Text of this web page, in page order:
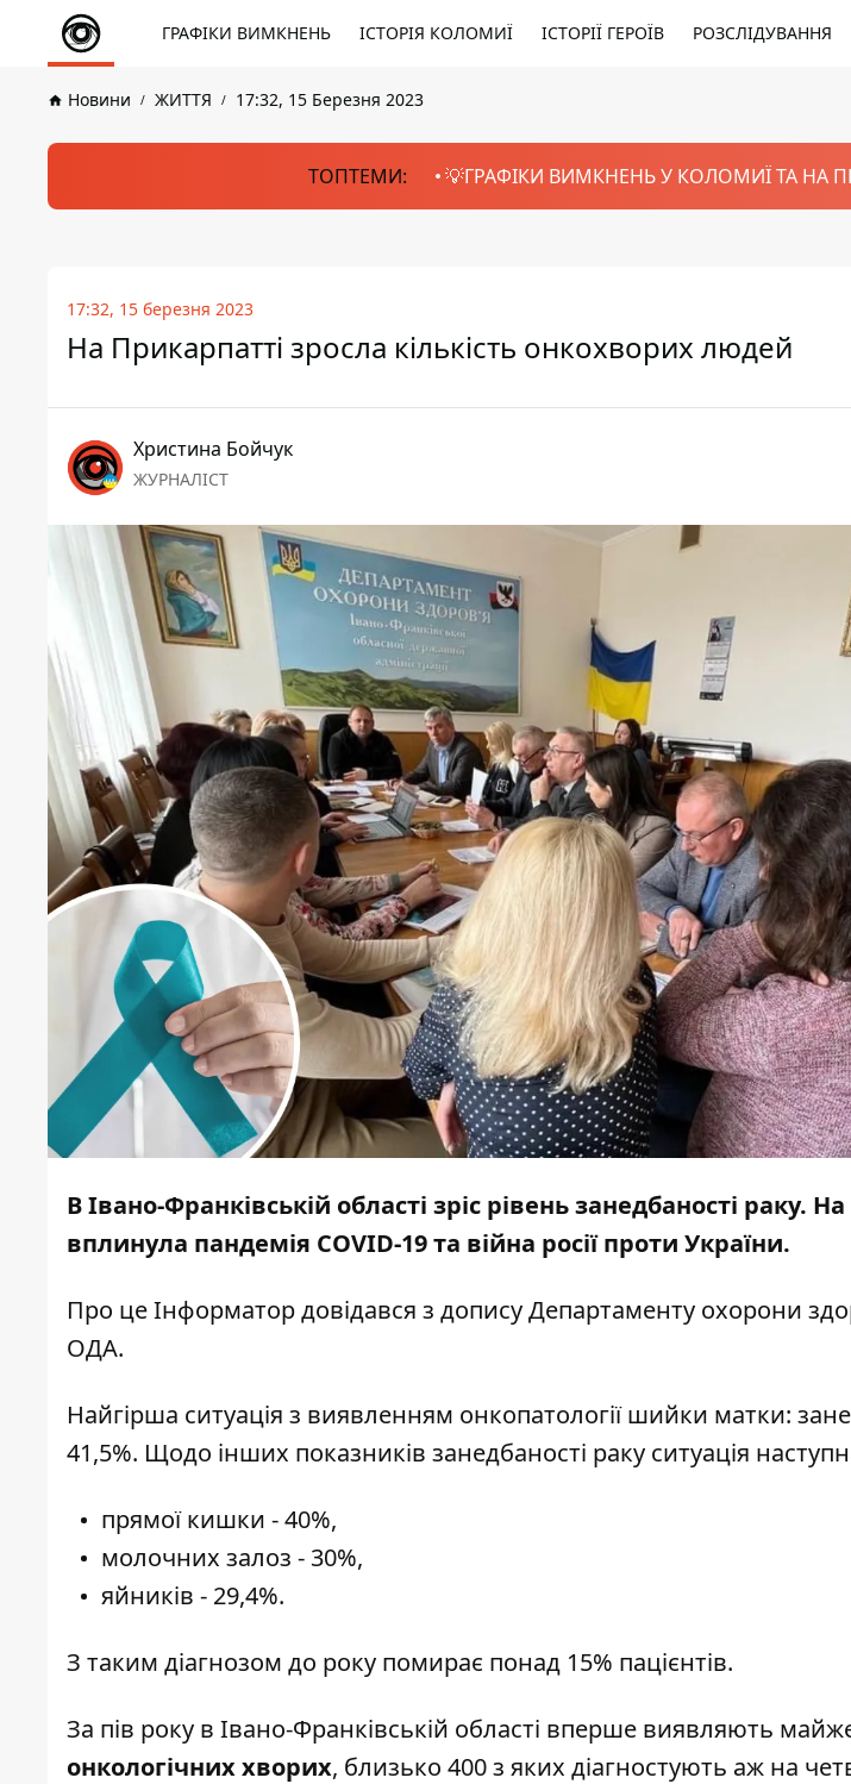
ГРАФІКИ ВИМКНЕНЬ ІСТОРІЯ КОЛОМИЇ ІСТОРІЇ ГЕРОЇВ РОЗСЛІДУВАННЯ
Новини ЖИТТЯ 17:32, 15 Березня 2023
ТОПТЕМИ: 💡ГРАФІКИ ВИМКНЕНЬ У КОЛОМИЇ ТА НА
17:32, 15 березня 2023
На Прикарпатті зросла кількість онкохворих людей
Христина Бойчук
ЖУРНАЛІСТ
В Івано-Франківській області зріс рівень занедбаності раку.
вплинула пандемія COVID-19 та війна росії проти України.
Про цеІнформатордовідався з дописуДепартаменту охорони
ОДА.
Найгірша ситуація з виявленням онкопатології шийки матки:
41,5%. Щодо інших показників занедбаності раку ситуація
прямої кишки - 40%,
молочних залоз - 30%,
яйників - 29,4%.
З таким діагнозом до року помирає понад 15% пацієнтів.
За пів року в Івано-Франківській області вперше виявляють
онкологічних хворих, близько 400 з яких діагностують аж на